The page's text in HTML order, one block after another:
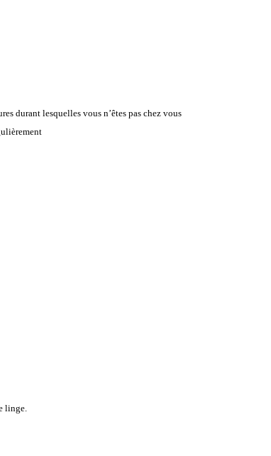
durant lesquelles vous n’êtes pas chez vous
linge.